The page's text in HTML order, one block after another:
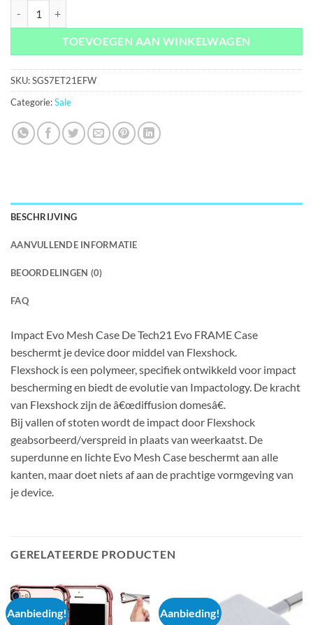
TOEVOEGEN AAN WINKELWAGEN
SKU:SGS7ET21EFW
Categorie:Sale
BESCHRIJVING
AANVULLENDE INFORMATIE
BEOORDELINGEN (0)
FAQ
Impact Evo Mesh Case De Tech21 Evo FRAME Case
beschermt je device door middel van Flexshock.
Flexshock is een polymeer, specifiek ontwikkeld voor impact
bescherming en biedt de evolutie van Impactology. De kracht
van Flexshock zijn de â€œdiffusion domesâ€.
Bij vallen of stoten wordt de impact door Flexshock
geabsorbeerd/verspreid in plaats van weerkaatst. De
superdunne en lichte Evo Mesh Case beschermt aan alle
kanten, maar doet niets af aan de prachtige vormgeving van
je device.
GERELATEERDE PRODUCTEN
Aanbieding! Aanbieding!